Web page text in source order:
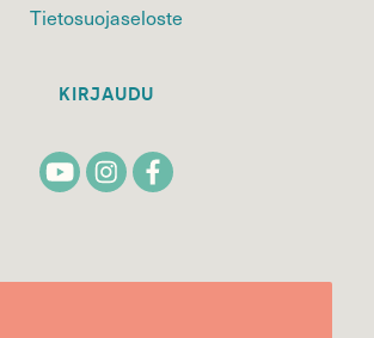
Tietosuojaseloste
KIRJAUDU